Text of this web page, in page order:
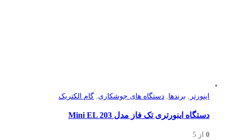
اینورتر برندها دستگاه های جوشکاری گام الکتریک
دستگاه اینورتری تک فاز مدل Mini EL 203
0 از 5